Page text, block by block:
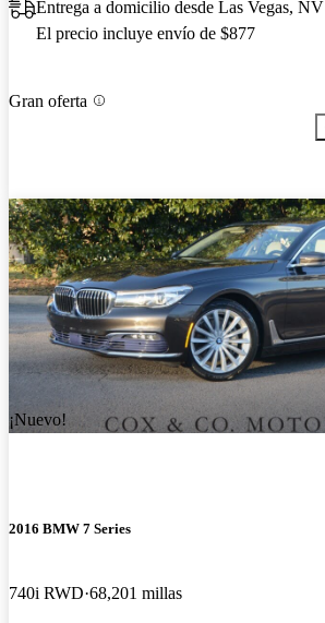
Entrega a domicilio desde Las Vegas, NV
El precio incluye envío de $877
Gran oferta
¡Nuevo!
2016 BMW 7 Series
740i RWD 68,201 millas